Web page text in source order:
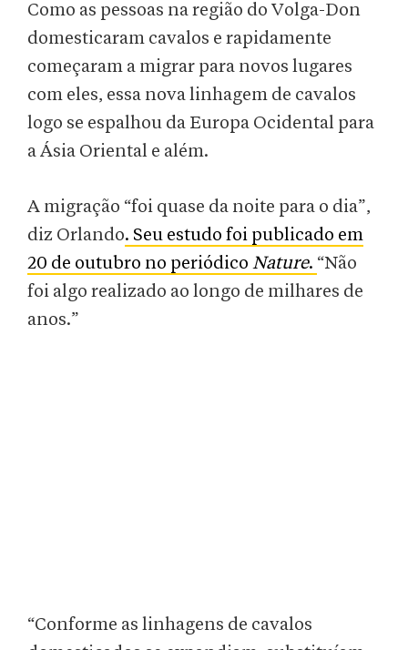
Como as pessoas na região do Volga-Don
domesticaram cavalos e rapidamente
começaram a migrar para novos lugares
com eles, essa nova linhagem de cavalos
logo se espalhou da Europa Ocidental para
a Ásia Oriental e além.
A migração “foi quase da noite para o dia”,
diz Orlando. Seu estudo foi publicado em
20 de outubro no periódico Nature. “Não
foi algo realizado ao longo de milhares de
anos.”
“Conforme as linhagens de cavalos